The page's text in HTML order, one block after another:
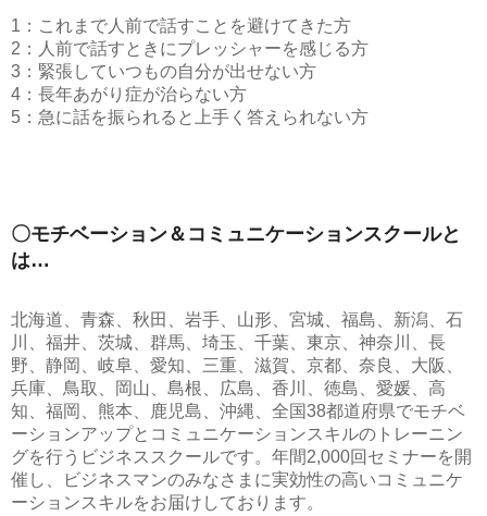
1：これまで人前で話すことを避けてきた方
2：人前で話すときにプレッシャーを感じる方
3：緊張していつもの自分が出せない方
4：長年あがり症が治らない方
5：急に話を振られると上手く答えられない方
〇モチベーション＆コミュニケーションスクールと
は…
北海道、青森、秋田、岩手、山形、宮城、福島、新潟、石
川、福井、茨城、群馬、埼玉、千葉、東京、神奈川、長
野、静岡、岐阜、愛知、三重、滋賀、京都、奈良、大阪、
兵庫、鳥取、岡山、島根、広島、香川、徳島、愛媛、高
知、福岡、熊本、鹿児島、沖縄、全国38都道府県でモチベ
ーションアップとコミュニケーションスキルのトレーニン
グを行うビジネススクールです。年間2,000回セミナーを開
催し、ビジネスマンのみなさまに実効性の高いコミュニケ
ーションスキルをお届けしております。